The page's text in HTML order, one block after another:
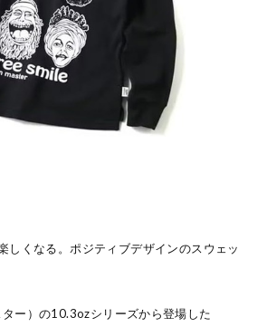
しくなる。ポジティブデザインのスウェッ
ー）の10.3ozシリーズから登場した